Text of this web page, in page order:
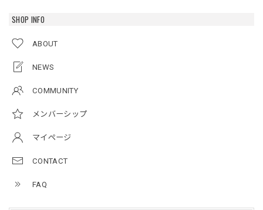
SHOP INFO
ABOUT
NEWS
COMMUNITY
メンバーシップ
マイページ
CONTACT
FAQ